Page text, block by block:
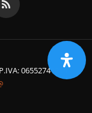
06552741214